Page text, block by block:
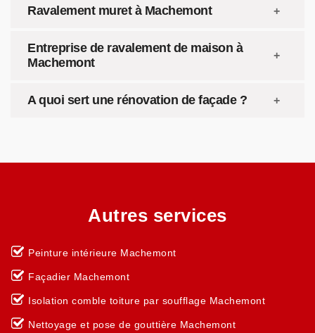
Ravalement muret à Machemont
Entreprise de ravalement de maison à
Machemont
A quoi sert une rénovation de façade ?
Autres services
Peinture intérieure Machemont
Façadier Machemont
Isolation comble toiture par soufflage Machemont
Nettoyage et pose de gouttière Machemont